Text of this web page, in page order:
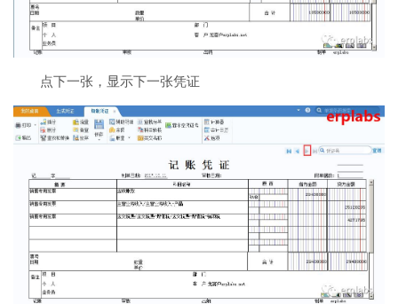
点下一张，显示下一张凭证